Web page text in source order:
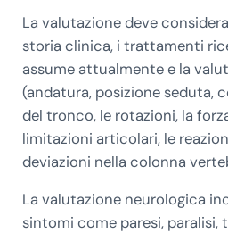
La valutazione deve
storia clinica, i trattamenti
assume attualmente e la
(andatura, posizione seduta,
del tronco, le rotazioni, la
limitazioni articolari, le
deviazioni nella colonna
La valutazione neurologica
sintomi come paresi, paralisi,